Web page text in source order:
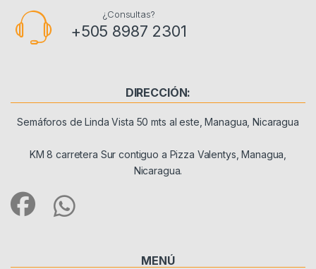
¿Consultas?
+505 8987 2301
DIRECCIÓN:
Semáforos de Linda Vista 50 mts al este, Managua, Nicaragua
KM 8 carretera Sur contiguo a Pizza Valentys, Managua,
Nicaragua.
MENÚ